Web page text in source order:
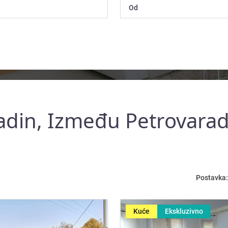
Između
Postavka:
Kuće Ekskluzivno